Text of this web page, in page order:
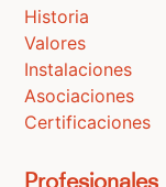
Historia
Valores
Instalaciones
Asociaciones
Certificaciones
Profesionales